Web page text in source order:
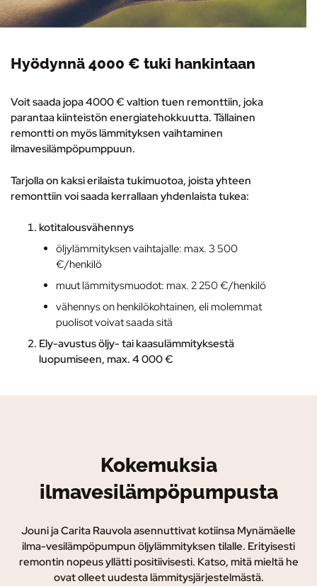
Hyödynnä 4000 € tuki hankintaan
Voit saada jopa 4000 € valtion tuen remonttiin, joka
parantaa kiinteistön energiatehokkuutta. Tällainen
remontti on myös lämmityksen vaihtaminen
ilmavesilämpöpumppuun.
Tarjolla on kaksi erilaista tukimuotoa, joista yhteen
remonttiin voi saada kerrallaan yhdenlaista tukea:
kotitalousvähennys
öljylämmityksen vaihtajalle: max. 3 500
€/henkilö
muut lämmitysmuodot: max. 2 250 €/henkilö
vähennys on henkilökohtainen, eli molemmat
puolisot voivat saada sitä
Ely-avustusöljy- tai kaasulämmityksestä
luopumiseen, max. 4 000 €
Kokemuksia
ilmavesilämpöpumpusta
Jouni ja Carita Rauvola asennuttivat kotiinsa Mynämäelle
ilma-vesilämpöpumpun öljylämmityksen tilalle. Erityisesti
remontin nopeus yllätti positiivisesti. Katso, mitä mieltä he
ovat olleet uudesta lämmitysjärjestelmästä.